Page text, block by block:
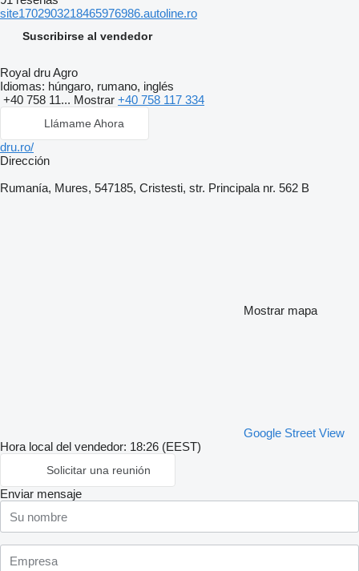
site1702903218465976986.autoline.ro
Suscribirse al vendedor
Royal dru Agro
Idiomas: húngaro, rumano, inglés
+40 758 11... Mostrar +40 758 117 334
Llámame Ahora
dru.ro/
Dirección
Rumanía, Mures, 547185, Cristesti, str. Principala nr. 562 B
Mostrar mapa
Google Street View
Hora local del vendedor: 18:26 (EEST)
Solicitar una reunión
Enviar mensaje